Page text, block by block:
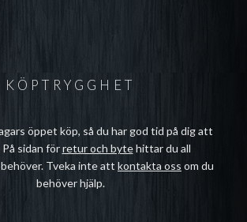
KÖPTRYGGHET
öppet köp, så du har god tid på dig att
sidan förretur och bytehittar du all
Tveka inte att kontakta oss om du
behöver hjälp.